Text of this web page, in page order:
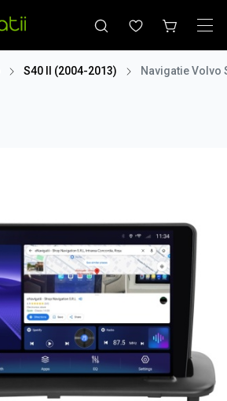
S40 II (2004-2013) Navigatie Volvo